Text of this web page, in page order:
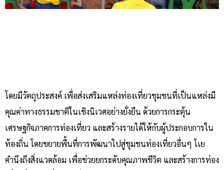
โดยมีวัตถุประสงค์ เพื่อส่งเสริมแหล่งท่องเที่ยวชุมชนที่เป็นแหล่งมี
คุณค่าทางธรรมชาติในเชิงนิเวศอย่างยั่งยืน ด้วยการกระตุ้น
เศรษฐกิจภาคการท่องเที่ยว และสร้างรายได้ให้กับผู้ประกอบการใน
ท้องถิ่น โดยขยายพื้นที่การพัฒนาไปสู่ชุมชนท่องเที่ยวอื่นๆ โเย
คำนึงถึงสิ่งแวดล้อม เพื่อช่วยยกระดับคุณภาพชีวิต และสร้างการท่อง